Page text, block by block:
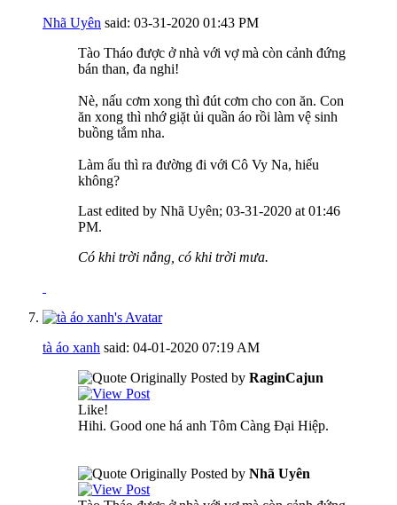
Nhã Uyên said: 03-31-2020 01:43 PM
Tào Tháo được ở nhà với vợ mà còn cảnh đứng
bán than, đa nghi!
Nè, nấu cơm xong thì đút cơm cho con ăn. Con
ăn xong thì nhớ giặt ủi quần áo rồi làm vệ sinh
buồng tắm nha.
Làm ẩu thì ra đường đi với Cô Vy Na, hiểu
không?
Last edited by Nhã Uyên; 03-31-2020 at 01:46
PM.
Có khi trời nắng, có khi trời mưa.
tà áo xanh said: 04-01-2020 07:19 AM
Originally Posted by RaginCajun
Like!
Hihi. Good one há anh Tôm Càng Đại Hiệp.
Originally Posted by Nhã Uyên